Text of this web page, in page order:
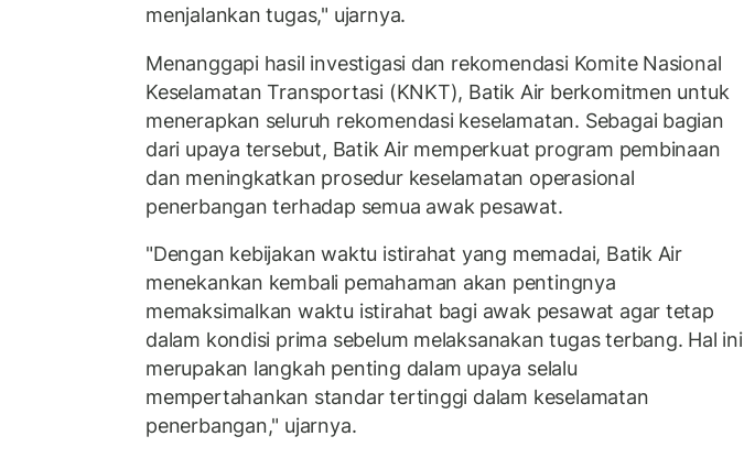
menjalankan tugas," ujarnya.
Menanggapi hasil investigasi dan rekomendasi Komite Nasional
Keselamatan Transportasi (KNKT), Batik Air berkomitmen untuk
menerapkan seluruh rekomendasi keselamatan. Sebagai bagian
dari upaya tersebut, Batik Air memperkuat program pembinaan
dan meningkatkan prosedur keselamatan operasional
penerbangan terhadap semua awak pesawat.
"Dengan kebijakan waktu istirahat yang memadai, Batik Air
menekankan kembali pemahaman akan pentingnya
memaksimalkan waktu istirahat bagi awak pesawat agar tetap
dalam kondisi prima sebelum melaksanakan tugas terbang. Hal ini
merupakan langkah penting dalam upaya selalu
mempertahankan standar tertinggi dalam keselamatan
penerbangan," ujarnya.